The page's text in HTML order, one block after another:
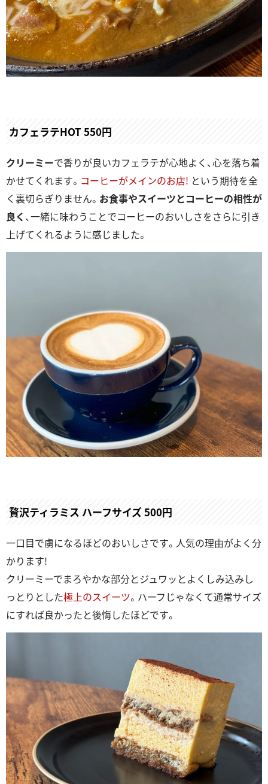
カフェラテHOT 550円
クリーミーで香りが良いカフェラテが心地よく、心を落ち着
かせてくれます。 コーヒーがメインのお店! という期待を全
く裏切らぎりません。 お食事やスイーツとコーヒーの相性が
良く 、一緒に味わうことでコーヒーのおいしさをさらに引き
上げてくれるように感じました。
贅沢ティラミス ハーフサイズ 500円
一口目で虜になるほどのおいしさです。人気の理由がよく分
かります!
クリーミーでまろやかな部分とジュワッとよくしみ込みし
っとりとした極上のスイーツ。ハーフじゃなくて通常サイズ
にすれば良かったと後悔したほどです。